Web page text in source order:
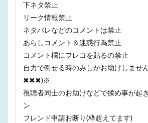
下ネタ禁止
リーク情報禁止
ネタバレなどのコメントは禁止
あらしコメント＆迷惑行為禁止
コメント欄にフレコを貼るの禁止
自力で倒せる時のみしかお助けしませ
✖✖✖)※
視聴者同士のお助けなどで揉め事が起
ン
フレンド申請お断り(枠超えてます)